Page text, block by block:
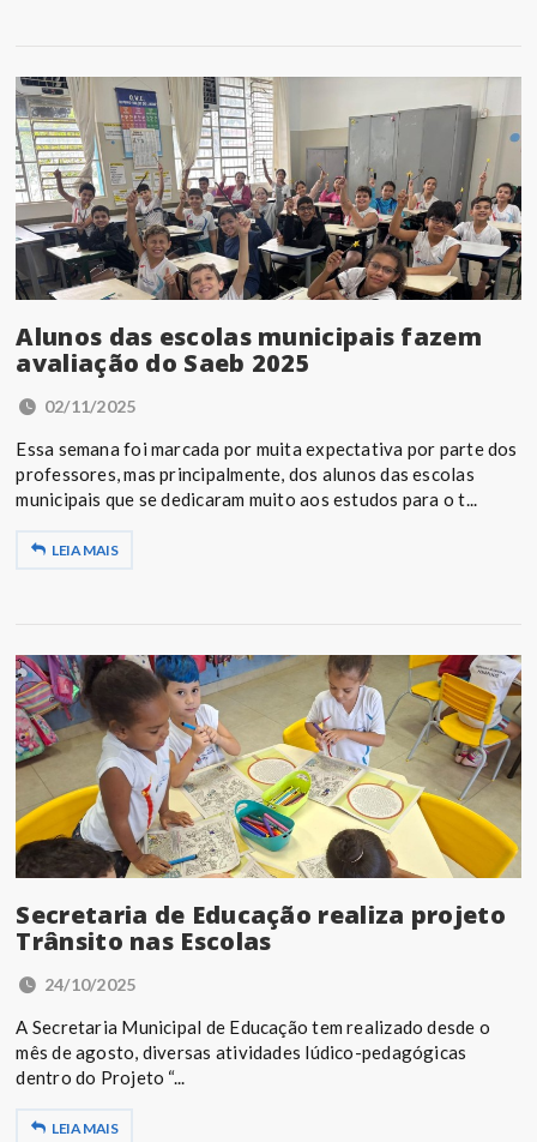
Alunos das escolas municipais fazem
avaliação do Saeb 2025
02/11/2025
Essa semana foi marcada por muita expectativa por parte dos
professores, mas principalmente, dos alunos das escolas
municipais que se dedicaram muito aos estudos para o t...
LEIA MAIS
Secretaria de Educação realiza projeto
Trânsito nas Escolas
24/10/2025
A Secretaria Municipal de Educação tem realizado desde o
mês de agosto, diversas atividades lúdico-pedagógicas
dentro do Projeto “...
LEIA MAIS